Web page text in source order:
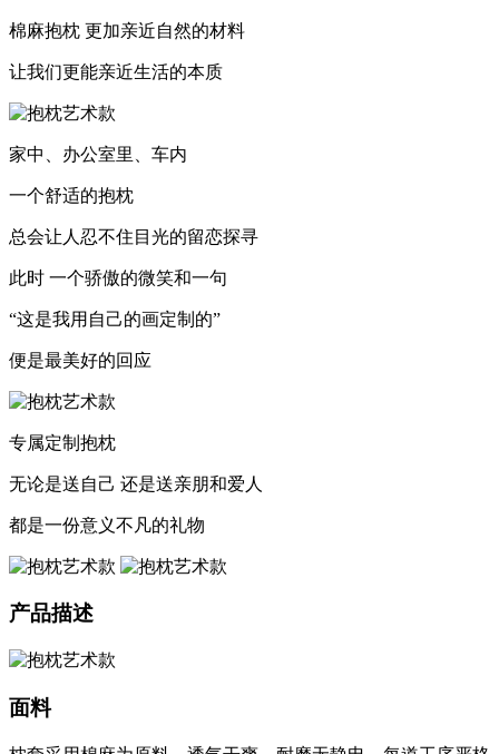
棉麻抱枕 更加亲近自然的材料
让我们更能亲近生活的本质
家中、办公室里、车内
一个舒适的抱枕
总会让人忍不住目光的留恋探寻
此时 一个骄傲的微笑和一句
“这是我用自己的画定制的”
便是最美好的回应
专属定制抱枕
无论是送自己 还是送亲朋和爱人
都是一份意义不凡的礼物
产品描述
面料